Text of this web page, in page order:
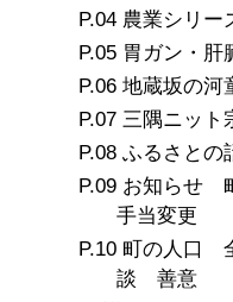
農業シリ
胃ガン・
地蔵坂の
三隅ニッ
ふるさと
お知らせ
手当変更
町の人口
談 善意